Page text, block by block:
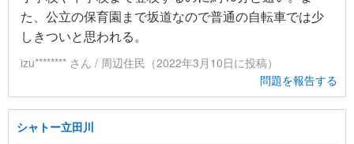
た、公立の保育園まで坂道なので普通の自転車では少
しきついと思われる。
izu******** さん / 周辺住民（2022年3月10日に投稿）
問題を報告する
シャトー立田川